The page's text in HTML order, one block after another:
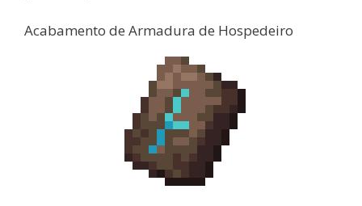
Acabamento de Armadura de Hospedeiro